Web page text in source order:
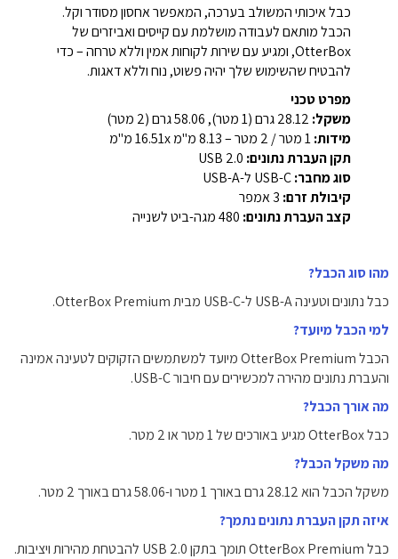
כבל איכותי המשולב בערכה, המאפשר אחסון מסודר וקל.
הכבל מותאם לעבודה מושלמת עם קייסים ואביזרים של
OtterBox, ומגיע עם שירות לקוחות אמין וללא טרחה – כדי
להבטיח שהשימוש שלך יהיה פשוט, נוח וללא דאגות.
מפרט טכני
משקל: 28.12 גרם (1 מטר), 58.06 גרם (2 מטר)
מידות:1 מטר / 2 מטר – 8.13 מ"מ 16.51x מ"מ
תקן העברת נתונים: USB 2.0
סוג מחבר:
קיבולת זרם:
קצב העברת נתונים:
מהו סוג הכבל?
כבל נתונים וטעינה USB-A ל-USB-C מבית OtterBox Premium.
למי הכבל מיועד?
הכבל OtterBox Premium מיועד למשתמשים הזקוקים לטעינה אמינה
והעברת נתונים מהירה למכשירים עם חיבור USB-C.
מה אורך הכבל?
כבל OtterBox מגיע באורכים של 1 מטר או 2 מטר.
מה משקל הכבל?
משקל הכבל הוא 28.12 גרם באורך 1 מטר ו-58.06 גרם באורך 2 מטר.
איזה תקן העברת נתונים נתמך?
כבל OtterBox Premium תומך בתקן USB 2.0 להבטחת מהירות ויציבות.